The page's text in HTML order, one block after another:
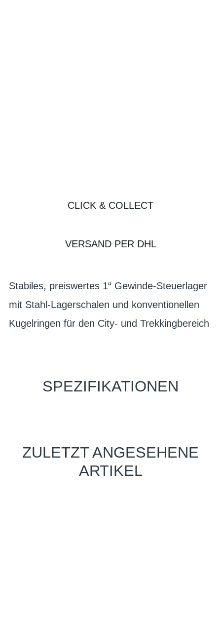
CLICK & COLLECT
VERSAND PER DHL
Stabiles, preiswertes 1“ Gewinde-Steuerlager
mit Stahl-Lagerschalen und konventionellen
Kugelringen für den City- und Trekkingbereich
SPEZIFIKATIONEN
ZULETZT ANGESEHENE
ARTIKEL